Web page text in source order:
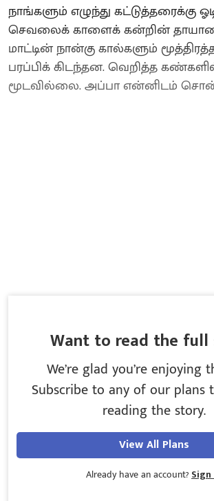
நாங்களும் எழுந்து கட்டுத்தரைக்கு
செவலைக் காளைக் கன்றின் தாயான
மாட்டின் நான்கு கால்களும்
பரப்பிக் கிடந்தன. வெறித்த
மூடவில்லை. அப்பா என்னிடம்
Want to read the full
We’re glad you’re enjoying
Subscribe to any of our plans
reading the story.
View All Plans
Already have an account? Sign